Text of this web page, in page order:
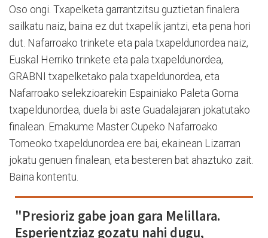
Oso ongi. Txapelketa garrantzitsu guztietan finalera
sailkatu naiz, baina ez dut txapelik jantzi, eta pena hori
dut. Nafarroako trinkete eta pala txapeldunordea naiz,
Euskal Herriko trinkete eta pala txapeldunordea,
GRABNI txapelketako pala txapeldunordea, eta
Nafarroako selekzioarekin Espainiako Paleta Goma
txapeldunordea, duela bi aste Guadalajaran jokatutako
finalean. Emakume Master Cupeko Nafarroako
Torneoko txapeldunordea ere bai, ekainean Lizarran
jokatu genuen finalean, eta besteren bat ahaztuko zait.
Baina kontentu.
"Presioriz gabe joan gara Melillara.
Esperientziaz gozatu nahi dugu,